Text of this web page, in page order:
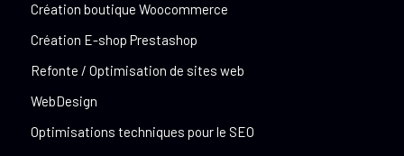
Création boutique Woocommerce
Création E-shop Prestashop
Refonte / Optimisation de sites web
WebDesign
Optimisations techniques pour le SEO